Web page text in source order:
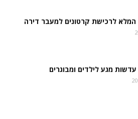
המלא לרכישת קרטונים למעבר דירה
מגע לילדים ומבוגרים